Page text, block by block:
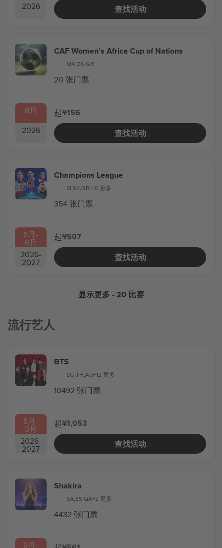
2026
查找活动
8月
2026
CAF Women’s Africa Cup of Nations
MA,ZA,GB
20 张门票
起¥156
查找活动
8月-
6月
2026-
2027
Champions League
SI,SK,GB+10 更多
354 张门票
起¥507
查找活动
显示更多 - 20 比赛
流行艺人
8月-
3月
2026-
2027
BTS
SG,TH,AU+12 更多
10492 张门票
起¥1,053
查找活动
9月-
Shakira
SA,ES,QA+2 更多
4432 张门票